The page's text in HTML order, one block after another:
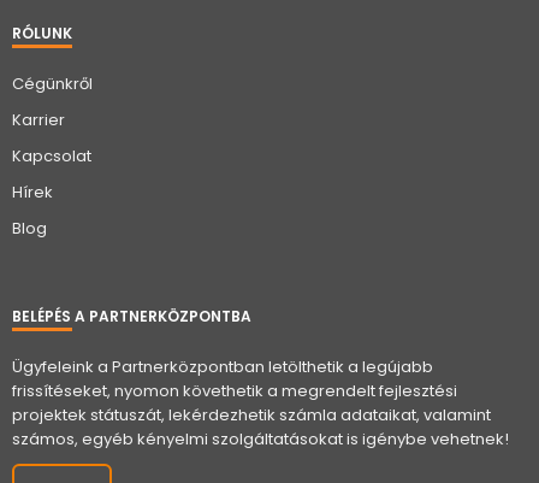
RÓLUNK
Cégünkről
Karrier
Kapcsolat
Hírek
Blog
BELÉPÉS A PARTNERKÖZPONTBA
Ügyfeleink a Partnerközpontban letölthetik a legújabb
frissítéseket, nyomon követhetik a megrendelt fejlesztési
projektek státuszát, lekérdezhetik számla adataikat, valamint
számos, egyéb kényelmi szolgáltatásokat is igénybe vehetnek!